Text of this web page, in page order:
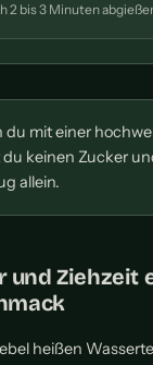
2 bis 3 Minuten
du mit einer
keinen Zucker
allein.
und Ziehzeit
heißen